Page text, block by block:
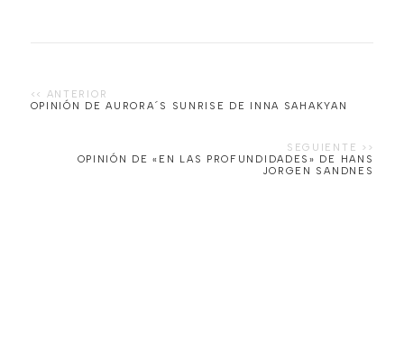
OPINIÓN DE AURORA´S SUNRISE DE INNA SAHAKYAN
OPINIÓN DE «EN LAS PROFUNDIDADES» DE HANS
JORGEN SANDNES